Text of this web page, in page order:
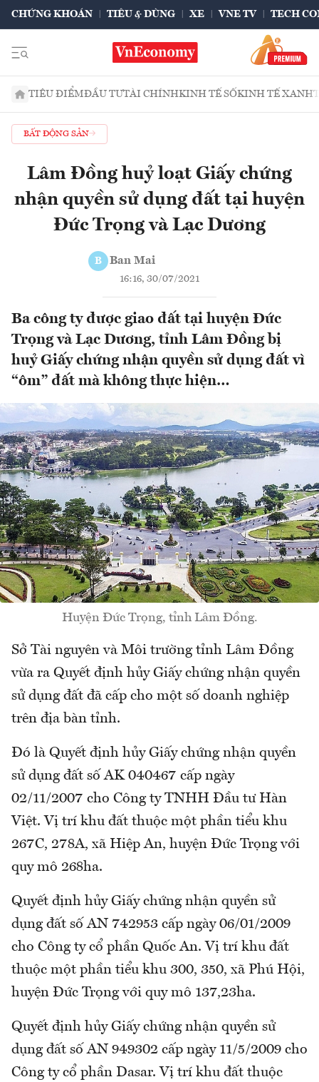
CHỨNG KHOÁN TIÊU & DÙNG XE VNE TV TECH
TIÊU ĐIỂMĐẦU TƯTÀI CHÍNHKINH TẾ SỐKINH TẾ XANH
BẤT ĐỘNG SẢN
Lâm Đồng huỷ loạt Giấy chứng
nhận quyền sử dụng đất tại huyện
Đức Trọng và Lạc Dương
B Ban Mai
16:16, 30/07/2021
Ba công ty được giao đất tại huyện Đức
Trọng và Lạc Dương, tỉnh Lâm Đồng bị
huỷ Giấy chứng nhận quyền sử dụng đất vì
“ôm” đất mà không thực hiện…
Huyện Đức Trọng, tỉnh Lâm Đồng.
Sở Tài nguyên và Môi trường tỉnh Lâm Đồng
vừa ra Quyết định hủy Giấy chứng nhận quyền
sử dụng đất đã cấp cho một số doanh nghiệp
trên địa bàn tỉnh.
Đó là Quyết định hủy Giấy chứng nhận quyền
sử dụng đất số AK 040467 cấp ngày
02/11/2007 cho Công ty TNHH Đầu tư Hàn
Việt. Vị trí khu đất thuộc một phần tiểu khu
267C, 278A, xã Hiệp An, huyện Đức Trọng với
quy mô 268ha.
Quyết định hủy Giấy chứng nhận quyền sử
dụng đất số AN 742953 cấp ngày 06/01/2009
cho Công ty cổ phần Quốc An. Vị trí khu đất
thuộc một phần tiểu khu 300, 350, xã Phú Hội,
huyện Đức Trọng với quy mô 137,23ha.
Quyết định hủy Giấy chứng nhận quyền sử
dụng đất số AN 949302 cấp ngày 11/5/2009 cho
Công ty cổ phần Dasar. Vị trí khu đất thuộc